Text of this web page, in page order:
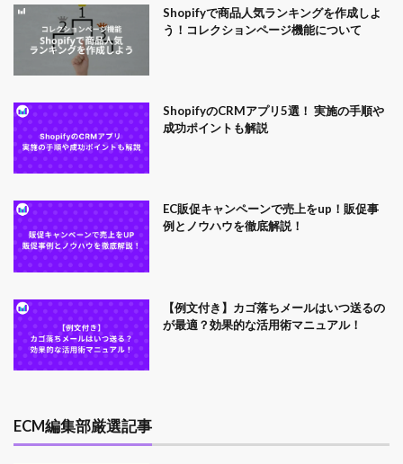
Shopifyで商品人気ランキングを作成しよ
う！コレクションページ機能について
ShopifyのCRMアプリ5選！ 実施の手順や
成功ポイントも解説
EC販促キャンペーンで売上をup！販促事
例とノウハウを徹底解説！
【例文付き】カゴ落ちメールはいつ送るの
が最適？効果的な活用術マニュアル！
ECM編集部厳選記事